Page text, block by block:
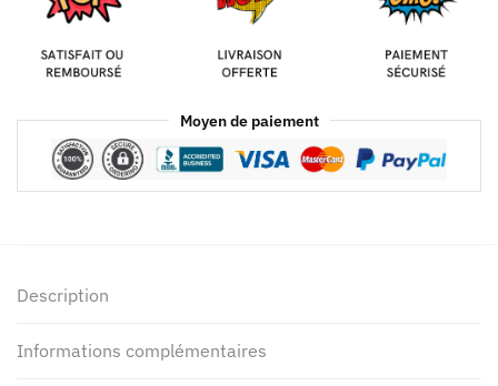
Moyen de paiement
Description
Informations complémentaires